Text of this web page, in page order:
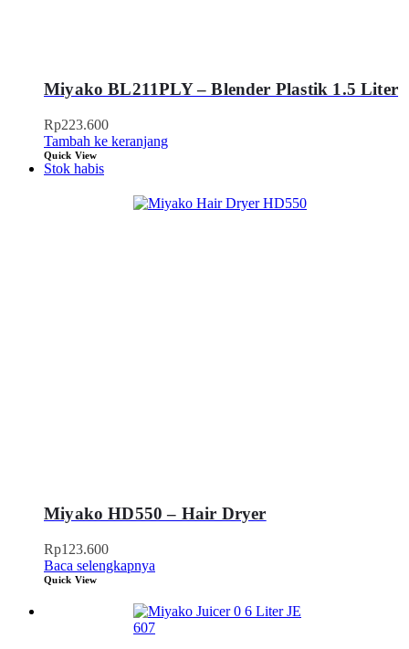
Miyako BL211PLY – Blender Plastik 1.5 Liter
Rp223.600
Tambah ke keranjang
Quick View
Stok habis
Miyako HD550 – Hair Dryer
Rp123.600
Baca selengkapnya
Quick View